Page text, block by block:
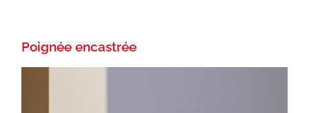
Poignée encastrée